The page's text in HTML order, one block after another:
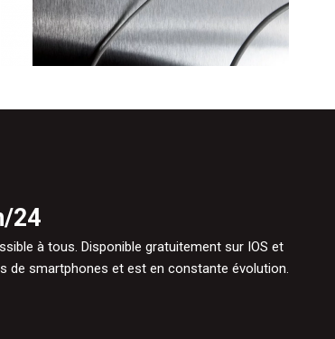
24
à tous. Disponible gratuitement sur IOS et
de smartphones et est en constante évolution.